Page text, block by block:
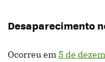
Desaparecimento
Ocorreu em 5 de